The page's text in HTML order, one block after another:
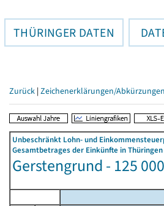
THÜRINGER DATEN
Zurück | Zeichenerklärungen/Abkürzungen
Unbeschränkt Lohn- und
Gesamtbetrages der Einkünfte in Thüringen
Gerstengrund - 125